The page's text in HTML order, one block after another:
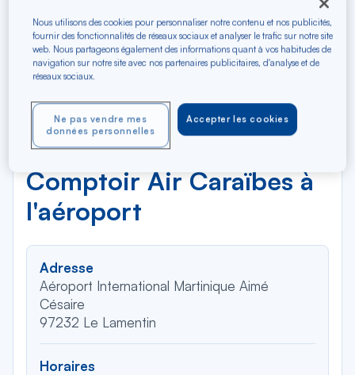
Comptoir Air Caraïbes à
l'aéroport
Adresse
Aéroport International Martinique Aimé
Césaire
97232 Le Lamentin
Horaires
Nous utilisons des cookies pour personnaliser notre contenu et nos publicités,
fournir des fonctionnalités de réseaux sociaux et analyser le trafic sur notre site
web. Nous partageons également des informations quant à vos habitudes de
navigation sur notre site avec nos partenaires publicitaires, d'analyse et de
réseaux sociaux.
Accepter les cookies
Ne pas vendre mes
données personnelles